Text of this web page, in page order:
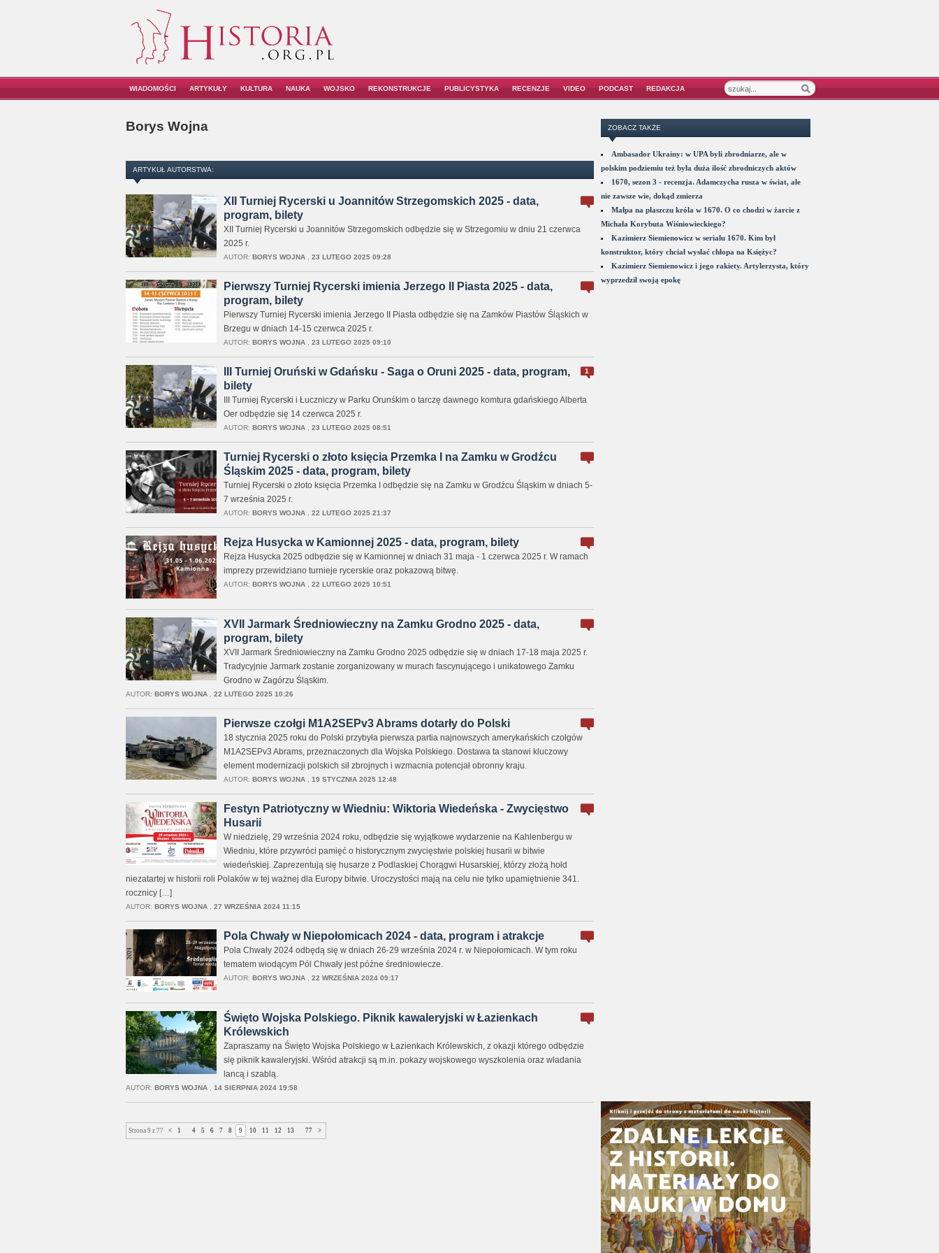
WIADOMOŚCI ARTYKUŁY KULTURA NAUKA WOJSKO REKONSTRUKCJE PUBLICYSTYKA RECENZJE VIDEO PODCAST REDAKCJA
Borys Wojna
ARTYKUŁ AUTORSTWA:
XII Turniej Rycerski u Joannitów Strzegomskich 2025 - data,
program, bilety
XII Turniej Rycerski u Joannitów Strzegomskich odbędzie się w Strzegomiu w dniu 21 czerwca
2025 r.
AUTOR: BORYS WOJNA, 23 LUTEGO 2025 09:28
Pierwszy Turniej Rycerski imienia Jerzego II Piasta 2025 - data,
program, bilety
Pierwszy Turniej Rycerski imienia Jerzego II Piasta odbędzie się na Zamków Piastów Śląskich w
Brzegu w dniach 14-15 czerwca 2025 r.
AUTOR: BORYS WOJNA, 23 LUTEGO 2025 09:10
1
III Turniej Oruński w Gdańsku - Saga o Oruni 2025 - data, program,
bilety
III Turniej Rycerski i Łuczniczy w Parku Orunśkim o tarczę dawnego komtura gdańskiego Alberta
Oer odbędzie się 14 czerwca 2025 r.
AUTOR: BORYS WOJNA, 23 LUTEGO 2025 08:51
Turniej Rycerski o złoto księcia Przemka I na Zamku w Grodźcu
Śląskim 2025 - data, program, bilety
Turniej Rycerski o złoto księcia Przemka I odbędzie się na Zamku w Grodźcu Śląskim w dniach 5-
7 września 2025 r.
AUTOR: BORYS WOJNA, 22 LUTEGO 2025 21:37
Rejza Husycka w Kamionnej 2025 - data, program, bilety
Rejza Husycka 2025 odbędzie się w Kamionnej w dniach 31 maja - 1 czerwca 2025 r. W ramach
imprezy przewidziano turnieje rycerskie oraz pokazową bitwę.
AUTOR: BORYS WOJNA, 22 LUTEGO 2025 10:51
XVII Jarmark Średniowieczny na Zamku Grodno 2025 - data,
program, bilety
XVII Jarmark Średniowieczny na Zamku Grodno 2025 odbędzie się w dniach 17-18 maja 2025 r.
Tradycyjnie Jarmark zostanie zorganizowany w murach fascynującego i unikatowego Zamku
Grodno w Zagórzu Śląskim.
AUTOR: BORYS WOJNA, 22 LUTEGO 2025 10:26
Pierwsze czołgi M1A2SEPv3 Abrams dotarły do Polski
18 stycznia 2025 roku do Polski przybyła pierwsza partia najnowszych amerykańskich czołgów
M1A2SEPv3 Abrams, przeznaczonych dla Wojska Polskiego. Dostawa ta stanowi kluczowy
element modernizacji polskich sił zbrojnych i wzmacnia potencjał obronny kraju.
AUTOR: BORYS WOJNA, 19 STYCZNIA 2025 12:48
Festyn Patriotyczny w Wiedniu: Wiktoria Wiedeńska - Zwycięstwo
Husarii
W niedzielę, 29 września 2024 roku, odbędzie się wyjątkowe wydarzenie na Kahlenbergu w
Wiedniu, które przywróci pamięć o historycznym zwycięstwie polskiej husarii w bitwie
wiedeńskiej. Zaprezentują się husarze z Podlaskiej Chorągwi Husarskiej, którzy złożą hołd
niezatartej w historii roli Polaków w tej ważnej dla Europy bitwie. Uroczystości mają na celu nie tylko upamiętnienie 341.
rocznicy […]
AUTOR: BORYS WOJNA, 27 WRZEŚNIA 2024 11:15
Pola Chwały w Niepołomicach 2024 - data, program i atrakcje
Pola Chwały 2024 odbędą się w dniach 26-29 września 2024 r. w Niepołomicach. W tym roku
tematem wiodącym Pól Chwały jest późne średniowiecze.
AUTOR: BORYS WOJNA, 22 WRZEŚNIA 2024 09:17
Święto Wojska Polskiego. Piknik kawaleryjski w Łazienkach
Królewskich
Zapraszamy na Święto Wojska Polskiego w Łazienkach Królewskich, z okazji którego odbędzie
się piknik kawaleryjski. Wśród atrakcji są m.in. pokazy wojskowego wyszkolenia oraz władania
lancą i szablą.
AUTOR: BORYS WOJNA, 14 SIERPNIA 2024 19:58
Strona 9 z 77 < 1 4 5 6 7 8 9 10 11 12 13 77 >
ZOBACZ TAKŻE
Ambasador Ukrainy: w UPA byli zbrodniarze, ale w
polskim podziemiu też była duża ilość zbrodniczych aktów
1670, sezon 3 - recenzja. Adamczycha rusza w świat, ale
nie zawsze wie, dokąd zmierza
Małpa na płaszczu króla w 1670. O co chodzi w żarcie z
Michała Korybuta Wiśniowieckiego?
Kazimierz Siemienowicz w serialu 1670. Kim był
konstruktor, który chciał wysłać chłopa na Księżyc?
Kazimierz Siemienowicz i jego rakiety. Artylerzysta, który
wyprzedził swoją epokę